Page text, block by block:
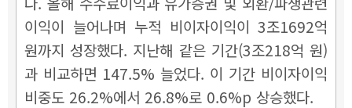
이익이 늘어나며 누적 비이자이익이 3조1692억
원까지 성장했다. 지난해 같은 기간(3조218억 원)
과 비교하면 147.5% 늘었다. 이 기간 비이자이익
비중도 26.2%에서 26.8%로 0.6%p 상승했다.